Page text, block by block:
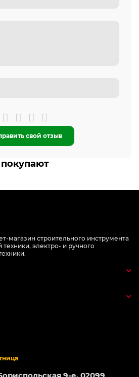
свой отзыв
магазин строительного инструмента
электро- и ручного